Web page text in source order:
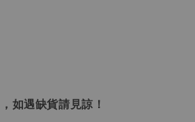
如遇缺貨請見諒！